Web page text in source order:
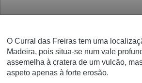
O Curral das Freiras tem uma
Madeira, pois situa-se num vale
assemelha à cratera de um vulcão,
aspeto apenas à forte erosão.